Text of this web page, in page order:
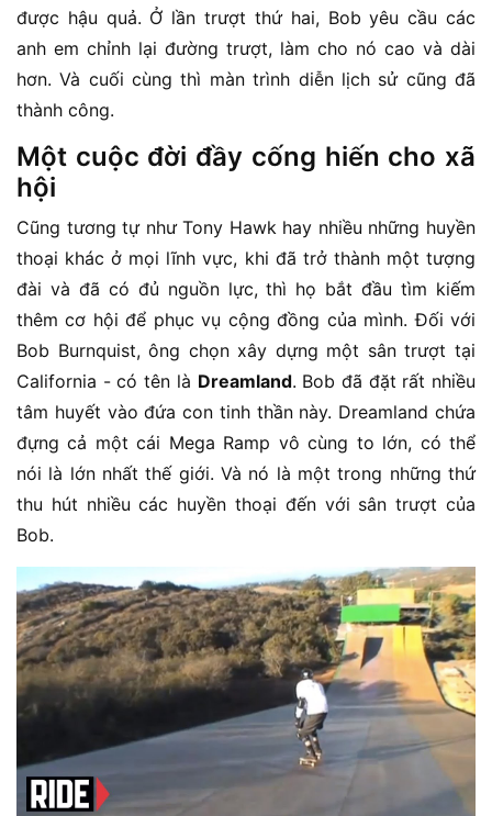
được hậu quả. Ở lần trượt thứ hai, Bob yêu cầu các
anh em chỉnh lại đường trượt, làm cho nó cao và dài
hơn. Và cuối cùng thì màn trình diễn lịch sử cũng đã
thành công.
Một cuộc đời đầy cống hiến cho xã
hội
Cũng tương tự như Tony Hawk hay nhiều những huyền
thoại khác ở mọi lĩnh vực, khi đã trở thành một tượng
đài và đã có đủ nguồn lực, thì họ bắt đầu tìm kiếm
thêm cơ hội để phục vụ cộng đồng của mình. Đối với
Bob Burnquist, ông chọn xây dựng một sân trượt tại
California - có tên là Dreamland. Bob đã đặt rất nhiều
tâm huyết vào đứa con tinh thần này. Dreamland chứa
đựng cả một cái Mega Ramp vô cùng to lớn, có thể
nói là lớn nhất thế giới. Và nó là một trong những thứ
thu hút nhiều các huyền thoại đến với sân trượt của
Bob.